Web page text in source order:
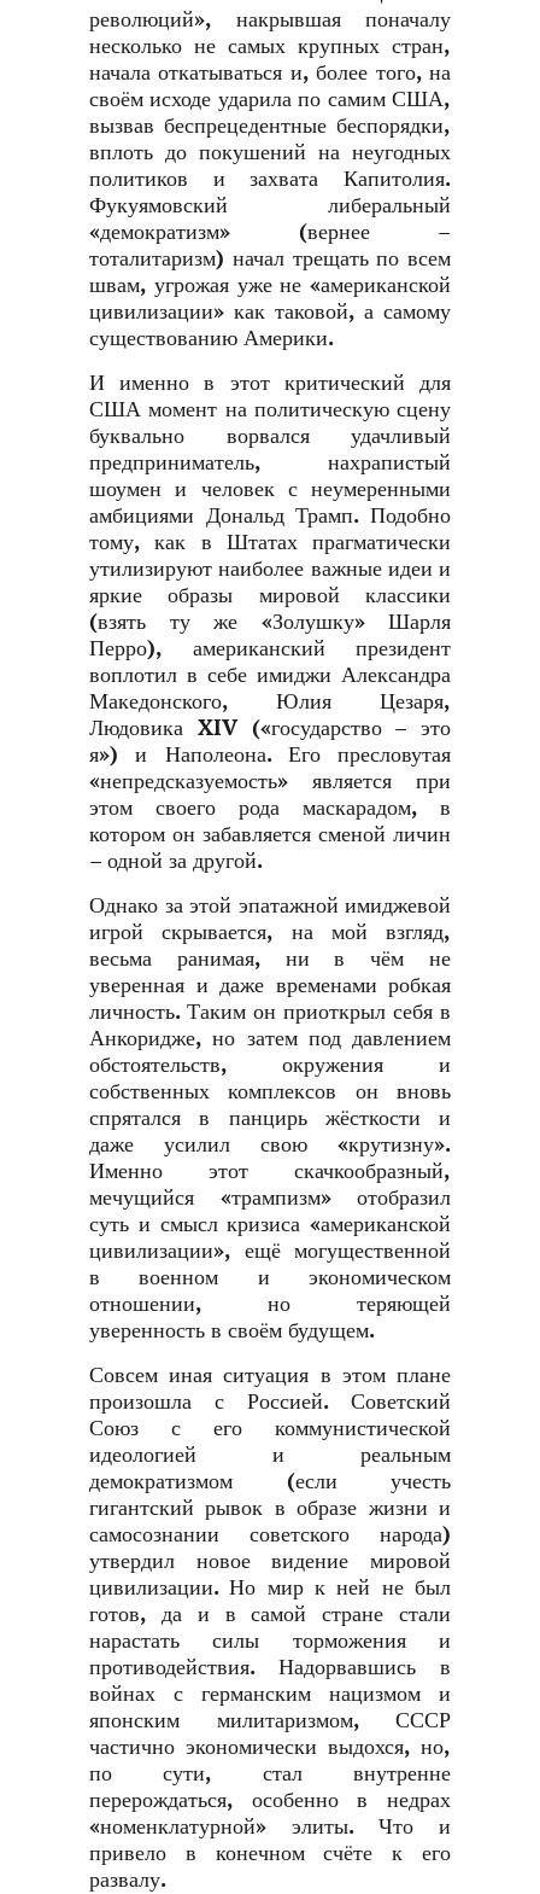
революций», накрывшая поначалу
несколько не самых крупных стран,
начала откатываться и, более того, на
своём исходе ударила по самим США,
вызвав беспрецедентные беспорядки,
вплоть до покушений на неугодных
политиков и захвата Капитолия.
Фукуямовский либеральный
«демократизм» (вернее –
тоталитаризм) начал трещать по всем
швам, угрожая уже не «американской
цивилизации» как таковой, а самому
существованию Америки.
И именно в этот критический для
США момент на политическую сцену
буквально ворвался удачливый
предприниматель, нахрапистый
шоумен и человек с неумеренными
амбициями Дональд Трамп. Подобно
тому, как в Штатах прагматически
утилизируют наиболее важные идеи и
яркие образы мировой классики
(взять ту же «Золушку» Шарля
Перро), американский президент
воплотил в себе имиджи Александра
Македонского, Юлия Цезаря,
Людовика XIV(«государство – это
я») и Наполеона. Его пресловутая
«непредсказуемость» является при
этом своего рода маскарадом, в
котором он забавляется сменой личин
– одной за другой.
Однако за этой эпатажной имиджевой
игрой скрывается, на мой взгляд,
весьма ранимая, ни в чём не
уверенная и даже временами робкая
личность. Таким он приоткрыл себя в
Анкоридже, но затем под давлением
обстоятельств, окружения и
собственных комплексов он вновь
спрятался в панцирь жёсткости и
даже усилил свою «крутизну».
Именно этот скачкообразный,
мечущийся «трампизм» отобразил
суть и смысл кризиса «американской
цивилизации», ещё могущественной
в военном и экономическом
отношении, но теряющей
уверенность в своём будущем.
Совсем иная ситуация в этом плане
произошла с Россией. Советский
Союз с его коммунистической
идеологией и реальным
демократизмом (если учесть
гигантский рывок в образе жизни и
самосознании советского народа)
утвердил новое видение мировой
цивилизации. Но мир к ней не был
готов, да и в самой стране стали
нарастать силы торможения и
противодействия. Надорвавшись в
войнах с германским нацизмом и
японским милитаризмом, СССР
частично экономически выдохся, но,
по сути, стал внутренне
перерождаться, особенно в недрах
«номенклатурной» элиты. Что и
привело в конечном счёте к его
развалу.